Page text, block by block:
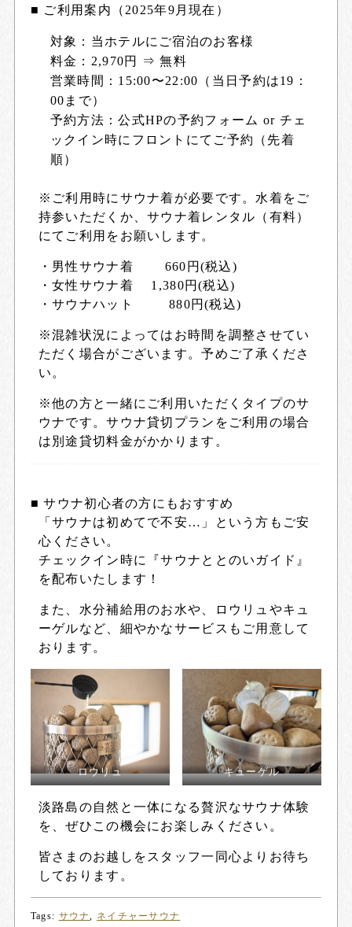
■ ご利用案内（2025年9月現在）
対象 ：当ホテルにご宿泊のお客様
料金 ：2,970円 ⇒ 無料
営業時間 ：15:00〜22:00（当日予約は19：
00まで）
予約方法 ：公式HPの予約フォーム or チェ
ックイン時にフロントにてご予約（先着
順）
※ご利用時にサウナ着が必要です。水着をご
持参いただくか、サウナ着レンタル（有料）
にてご利用をお願いします。
・男性サウナ着 660円(税込)
・女性サウナ着 1,380円(税込)
・サウナハット 880円(税込)
※混雑状況によってはお時間を調整させてい
ただく場合がございます。予めご了承くださ
い。
※他の方と一緒にご利用いただくタイプのサ
ウナです。サウナ貸切プランをご利用の場合
は別途貸切料金がかかります。
■ サウナ初心者の方にもおすすめ
「サウナは初めてで不安…」という方もご安
心ください。
チェックイン時に
『サウナととのいガイド』
を配布いたします！
また、水分補給用のお水や、ロウリュやキュ
ーゲルなど、細やかなサービスもご用意して
おります。
ロウリュ キューゲル
淡路島の自然と一体になる贅沢なサウナ体験
を、ぜひこの機会にお楽しみください。
皆さまのお越しをスタッフ一同心よりお待ち
しております。
Tags: サウナ ネイチャーサウナ